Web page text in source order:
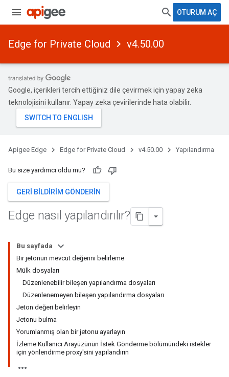
OTURUM AÇ
Edge for Private Cloud v4.50.00
Google, içerikleri tercih ettiğiniz dile çevirmek için yapay zeka
teknolojisini kullanır. Yapay zeka çevirilerinde hata olabilir.
Apigee Edge Edge for Private Cloud v4.50.00 Yapılandırma
Bu size yardımcı oldu mu?
GERI BILDIRIM GÖNDERIN
Edge nasıl yapılandırılır?
Bu sayfada
Bir jetonun mevcut değerini belirleme
Mülk dosyaları
Düzenlenebilir bileşen yapılandırma dosyaları
Düzenlenemeyen bileşen yapılandırma dosyaları
Jeton değeri belirleyin
Jetonu bulma
Yorumlanmış olan bir jetonu ayarlayın
İzleme Kullanıcı Arayüzünün İstek Gönderme bölümündeki istekler
için yönlendirme proxy'sini yapılandırın